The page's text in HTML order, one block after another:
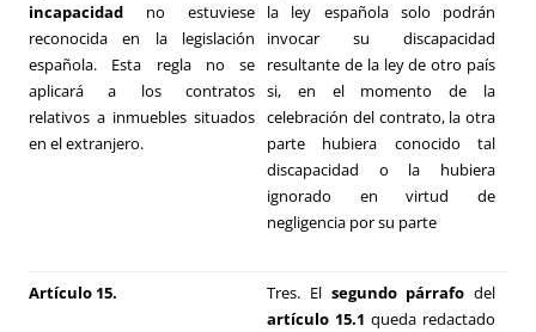
incapacidad no estuviese
reconocida en la legislación
española. Esta regla no se
aplicará a los contratos
relativos a inmuebles situados
en el extranjero.
la ley española solo podrán
invocar su discapacidad
resultante de la ley de otro país
si, en el momento de la
celebración del contrato, la otra
parte hubiera conocido tal
discapacidad o la hubiera
ignorado en virtud de
negligencia por su parte
Artículo 15. Tres. El segundo párrafo del
artículo 15.1 queda redactado